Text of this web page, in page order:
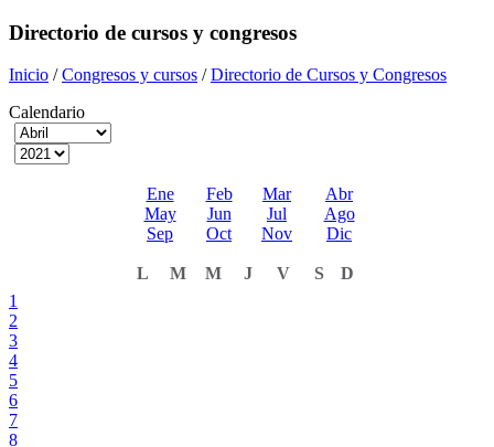
Directorio de cursos y congresos
Inicio /Congresos y cursos /Directorio de Cursos y Congresos
Calendario
Ene Feb Mar
Abr
May
Jun Jul
Ago
Sep
Oct Nov Dic
L M M J V S
D
1
2
3
4
5
6
7
8